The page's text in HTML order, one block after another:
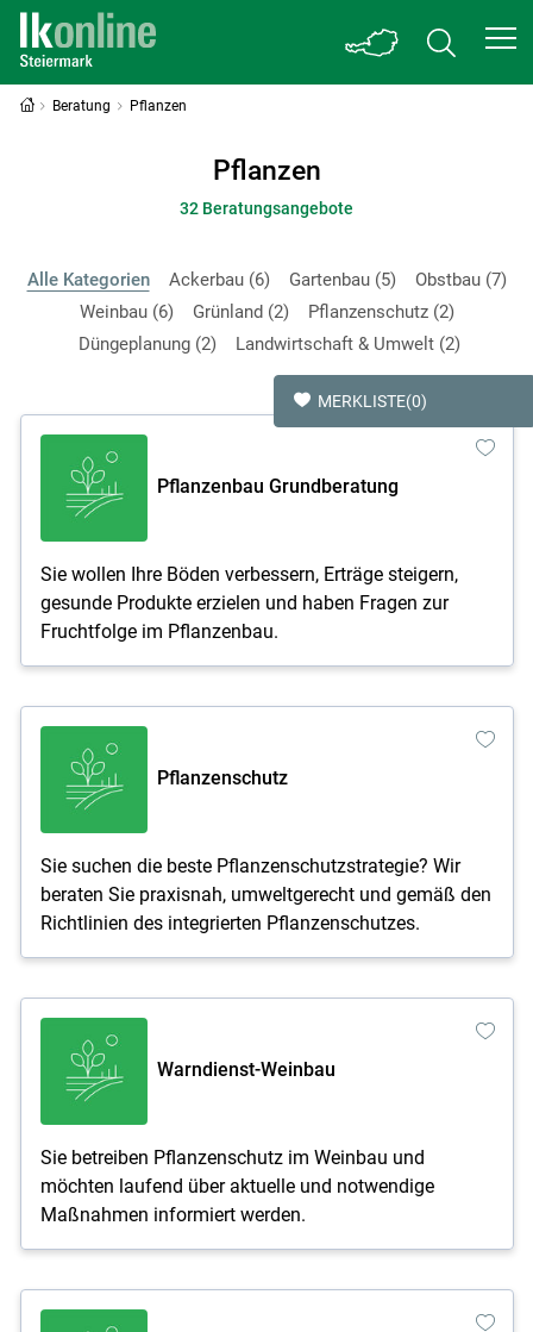
Beratung Pflanzen
Pflanzen
32 Beratungsangebote
Alle Kategorien Ackerbau 6 Gartenbau 5 Obstbau 7
Weinbau 6 Grünland 2 Pflanzenschutz 2
Düngeplanung 2 Landwirtschaft & Umwelt 2
MERKLISTE(0)
Pflanzenbau Grundberatung
Sie wollen Ihre Böden verbessern, Erträge steigern,
gesunde Produkte erzielen und haben Fragen zur
Fruchtfolge im Pflanzenbau.
Pflanzenschutz
Sie suchen die beste Pflanzenschutzstrategie? Wir
beraten Sie praxisnah, umweltgerecht und gemäß den
Richtlinien des integrierten Pflanzenschutzes.
Warndienst-Weinbau
Sie betreiben Pflanzenschutz im Weinbau und
möchten laufend über aktuelle und notwendige
Maßnahmen informiert werden.